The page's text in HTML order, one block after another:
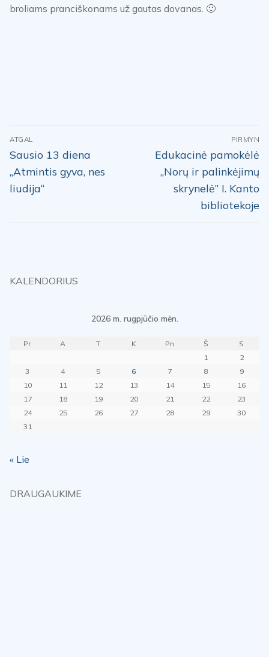
broliams pranciškonams už gautas dovanas. 🙂
Navigacija
tarp
įrašų
ATGAL
Previous
post:
Sausio 13 diena
„Atmintis gyva, nes
liudija“
PIRMYN
Next
post:
Edukacinė pamokėlė
„Norų ir palinkėjimų
skrynelė” I. Kanto
bibliotekoje
KALENDORIUS
2026 m. rugpjūčio mėn.
Pr A T K Pn Š
S
1
2
3
4 5 6 7 8
9
10
11 12 13 14 15
16
17
18 19 20 21 22
23
24
25 26 27 28 29
30
31
« Lie
DRAUGAUKIME